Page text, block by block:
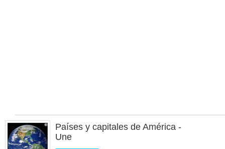
Países y capitales de América -
Une